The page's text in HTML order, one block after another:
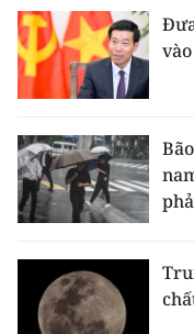
VỀ BÁO NHÂN DÂN
THỜI NAY
NHÂN DÂN HẰNG
MUA BÁO
ĐỌC BÁO IN